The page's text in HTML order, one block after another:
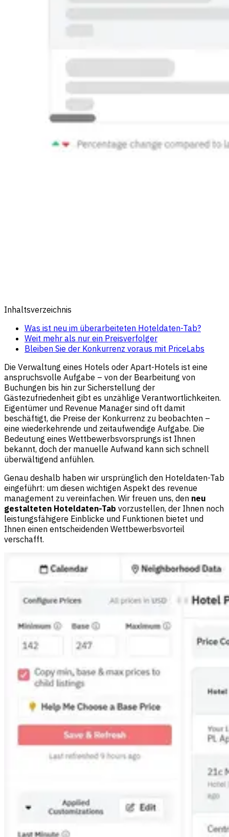
Inhaltsverzeichnis
Was ist neu im überarbeiteten Hoteldaten-Tab?
Weit mehr als nur ein Preisverfolger
Bleiben Sie der Konkurrenz voraus mit PriceLabs
Die Verwaltung eines Hotels oder Apart-Hotels ist eine
anspruchsvolle Aufgabe – von der Bearbeitung von
Buchungen bis hin zur Sicherstellung der
Gästezufriedenheit gibt es unzählige Verantwortlichkeiten.
Eigentümer und Revenue Manager sind oft damit
beschäftigt, die Preise der Konkurrenz zu beobachten –
eine wiederkehrende und zeitaufwendige Aufgabe. Die
Bedeutung eines Wettbewerbsvorsprungs ist Ihnen
bekannt, doch der manuelle Aufwand kann sich schnell
überwältigend anfühlen.
Genau deshalb haben wir ursprünglich den Hoteldaten-Tab
eingeführt: um diesen wichtigen Aspekt des revenue
management zu vereinfachen. Wir freuen uns, den neu
gestalteten Hoteldaten-Tab vorzustellen, der Ihnen noch
leistungsfähigere Einblicke und Funktionen bietet und
Ihnen einen entscheidenden Wettbewerbsvorteil
verschafft.